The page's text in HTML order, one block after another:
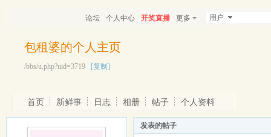
论坛 个人中心 开奖直播 更多 用户
包租婆的个人主页
/bbs/u.php?uid=3719 [复制]
首页 新鲜事 日志 相册 帖子 个人资料
发表的帖子